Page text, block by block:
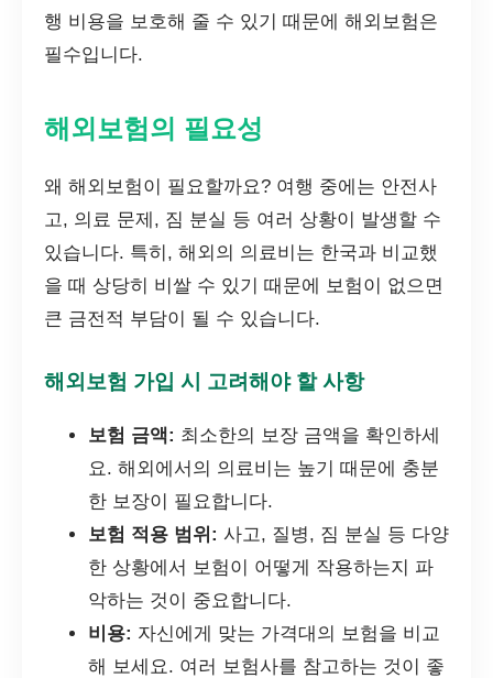
행 비용을 보호해 줄 수 있기 때문에 해외보험은
필수입니다.
해외보험의 필요성
왜 해외보험이 필요할까요? 여행 중에는 안전사
고, 의료 문제, 짐 분실 등 여러 상황이 발생할 수
있습니다. 특히, 해외의 의료비는 한국과 비교했
을 때 상당히 비쌀 수 있기 때문에 보험이 없으면
큰 금전적 부담이 될 수 있습니다.
해외보험 가입 시 고려해야 할 사항
보험 금액: 최소한의 보장 금액을 확인하세
요. 해외에서의 의료비는 높기 때문에 충분
한 보장이 필요합니다.
보험 적용 범위: 사고, 질병, 짐 분실 등 다양
한 상황에서 보험이 어떻게 작용하는지 파
악하는 것이 중요합니다.
비용: 자신에게 맞는 가격대의 보험을 비교
해 보세요. 여러 보험사를 참고하는 것이 좋